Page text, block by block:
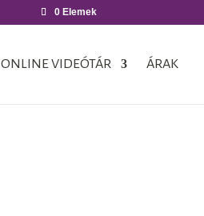
0 Elemek
ONLINE VIDEÓTÁR ÁRAK